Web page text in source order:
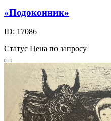
«Подоконник»
ID: 17086
Статус Цена по запросу